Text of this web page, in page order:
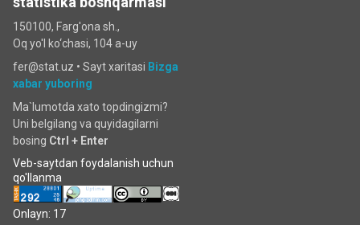
150100, Farg'ona sh.,
Oq yo'l ko‘chаsi, 104 a-uy
fer@stat.uz • Sayt xaritasi Bizga
xabar yuboring
Ma`lumotda xato topdingizmi?
Uni belgilang va quyidagilarni
bosing Ctrl + Enter
Veb-saytdan foydalanish uchun
qo'llanma
Onlayn: 17